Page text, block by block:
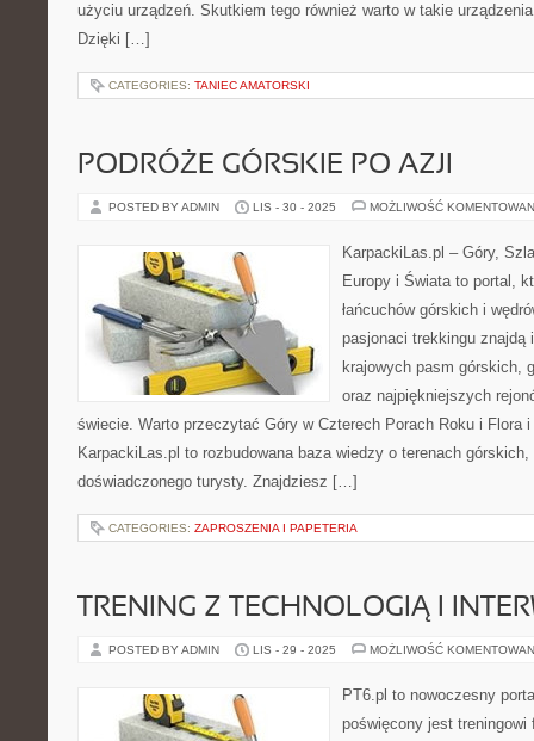
użyciu urządzeń. Skutkiem tego również warto w takie
Dzięki […]
CATEGORIES: TANIEC AMATORSKI
PODRÓŻE GÓRSKIE PO AZJI
POSTED BY ADMIN LIS - 30 - 2025 MOŻLIWOŚĆ
KarpackiLas.pl – Góry,
Europy i Świata to portal,
łańcuchów górskich i
pasjonaci trekkingu znajdą
krajowych pasm górskich,
oraz najpiękniejszych
świecie. Warto przeczytać Góry w Czterech Porach Roku i Flora
KarpackiLas.pl to rozbudowana baza wiedzy o terenach
doświadczonego turysty. Znajdziesz […]
CATEGORIES: ZAPROSZENIA I PAPETERIA
TRENING Z TECHNOLOGIĄ I
POSTED BY ADMIN LIS - 29 - 2025 MOŻLIWOŚĆ
PT6.pl to nowoczesny
poświęcony jest treningowi